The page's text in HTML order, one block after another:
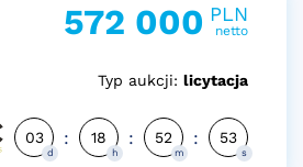
572 000 PLN
netto
Typ aukcji: licytacja
03
d
: 18
h
: 52
m
: 52
s